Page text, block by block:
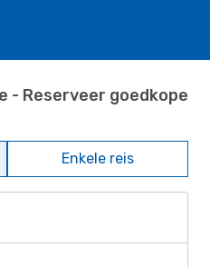
- Reserveer goedkope
Enkele reis